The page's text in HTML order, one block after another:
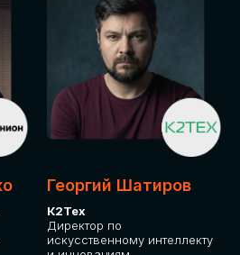
Георгий Шатиров
К2Тех
Директор по
искусственному интеллекту